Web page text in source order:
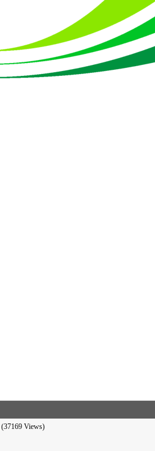
(37169 Views)